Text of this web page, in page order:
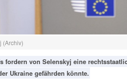
(Archiv)
fordern von Selenskyj eine
Ukraine gefährden könnte.